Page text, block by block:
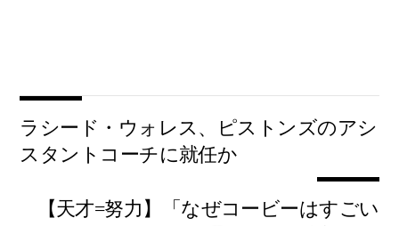
ラシード・ウォレス、ピストンズのアシ
スタントコーチに就任か
【天才=努力】「なぜコービーはすごい